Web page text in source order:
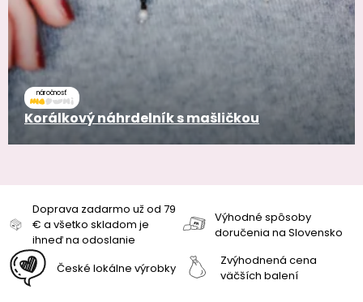
náročnosť
Korálkový náhrdelník s mašličkou
Doprava zadarmo už od 79
€ a všetko skladom je
ihneď na odoslanie
Výhodné spôsoby
doručenia na Slovensko
České lokálne výrobky
Zvýhodnená cena
väčších balení